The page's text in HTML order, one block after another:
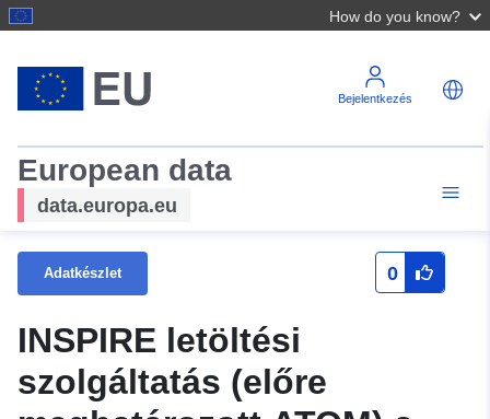
How do you know?
Bejelentkezés
European data
data.europa.eu
Adatkészlet 0
INSPIRE letöltési
szolgáltatás (előre